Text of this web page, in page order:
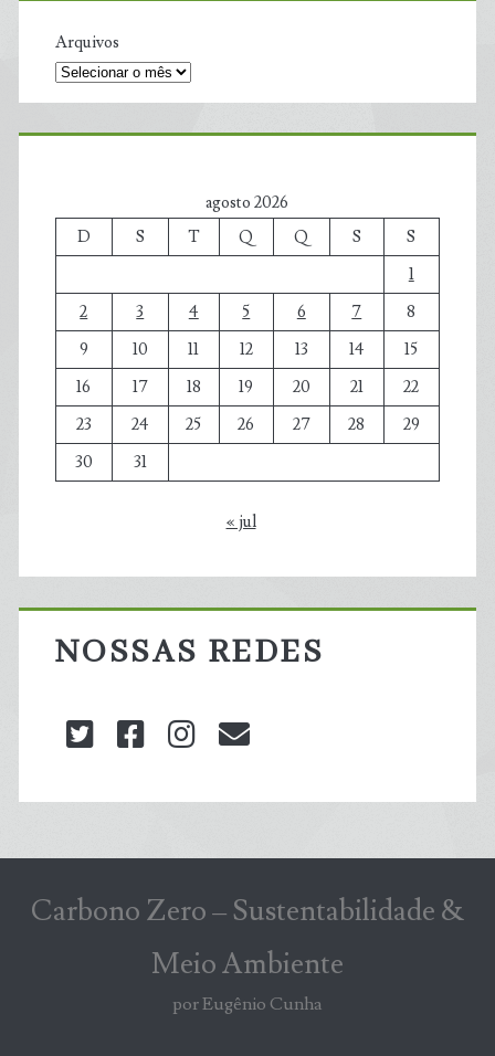
Arquivos
agosto 2026
D
S T Q Q S
S
1
2
3 4 5 6 7
8
9
10 11 12 13 14
15
16
17 18 19 20 21
22
23
24 25 26 27 28
29
30
31
« jul
NOSSAS REDES
twitterfacebookinstagram
Carbono Zero – Sustentabilidade &
Meio Ambiente
por Eugênio Cunha